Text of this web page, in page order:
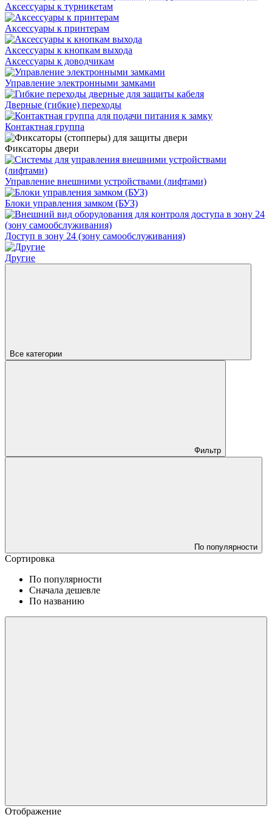
Аксессуары к турникетам
Аксессуары к принтерам
Аксессуары к кнопкам выхода
Аксессуары к доводчикам
Управление электронными замками
Дверные (гибкие) переходы
Контактная группа
Фиксаторы двери
Управление внешними устройствами (лифтами)
Блоки управления замком (БУЗ)
Доступ в зону 24 (зону самообслуживания)
Другие
Все категории
Фильтр
По популярности
Сортировка
По популярности
Сначала дешевле
По названию
Отображение